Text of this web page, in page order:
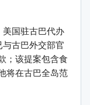
美国驻古巴代办
与古巴外交部官
；该提案包含食
将在古巴全岛范